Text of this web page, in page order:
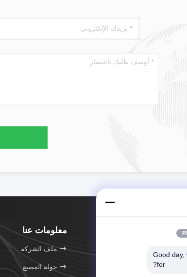
معلومات عنا
ملف الشركة
جولة المصنع
Good day,
for?